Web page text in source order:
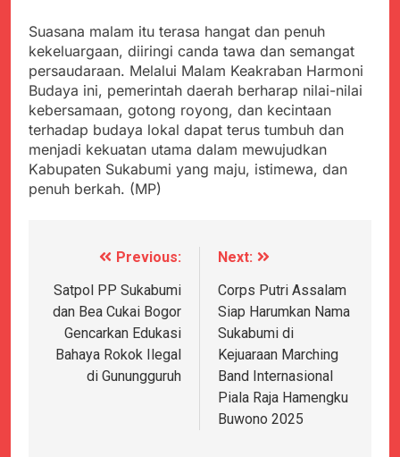
Suasana malam itu terasa hangat dan penuh
kekeluargaan, diiringi canda tawa dan semangat
persaudaraan. Melalui Malam Keakraban Harmoni
Budaya ini, pemerintah daerah berharap nilai-nilai
kebersamaan, gotong royong, dan kecintaan
terhadap budaya lokal dapat terus tumbuh dan
menjadi kekuatan utama dalam mewujudkan
Kabupaten Sukabumi yang maju, istimewa, dan
penuh berkah. (MP)
Navigasi
pos
Previous:
Satpol PP Sukabumi
dan Bea Cukai Bogor
Gencarkan Edukasi
Bahaya Rokok Ilegal
di Gunungguruh
Next:
Corps Putri Assalam
Siap Harumkan Nama
Sukabumi di
Kejuaraan Marching
Band Internasional
Piala Raja Hamengku
Buwono 2025